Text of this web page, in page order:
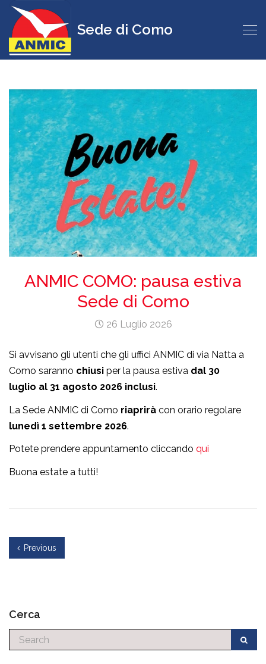
Sede di Como
ANMIC COMO: pausa estiva
Sede di Como
26 Luglio 2026
Si avvisano gli utenti che gli uffici ANMIC di via Natta a
Como saranno chiusi per la pausa estiva dal 30
luglio al 31 agosto 2026 inclusi.
La Sede ANMIC di Como riaprirà con orario regolare
lunedì 1 settembre 2026.
Potete prendere appuntamento cliccando qui
Buona estate a tutti!
Previous
Cerca
Cerca